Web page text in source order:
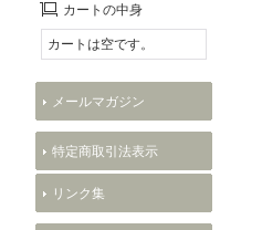
カートの中身
カートは空です。
メールマガジン
特定商取引法表示
リンク集